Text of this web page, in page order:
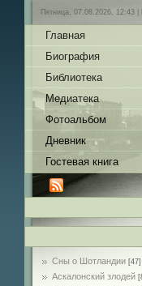
Пятница, 07.08.2026, 12:43 |
Главная
Биография
Библиотека
Медиатека
Фотоальбом
Дневник
Гостевая книга
Сны о Шотландии [47]
Аскалонский злодей